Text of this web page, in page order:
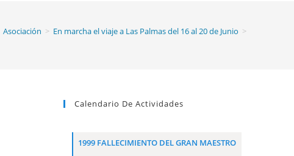
Asociación > En marcha el viaje a Las Palmas del 16 al 20 de Junio >
Calendario De Actividades
1999 FALLECIMIENTO DEL GRAN MAESTRO